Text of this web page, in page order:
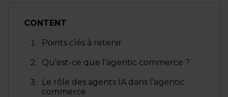
CONTENT
Points clés à retenir
Qu’est-ce que l’agentic commerce ?
Le rôle des agents IA dans l’agentic
commerce